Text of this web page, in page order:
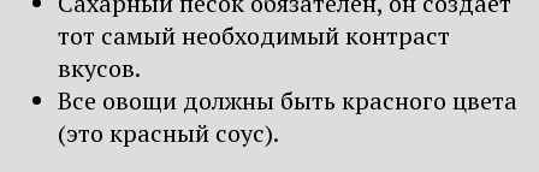
тот самый необходимый контраст
вкусов.
Все овощи должны быть красного цвета
(это красный соус).